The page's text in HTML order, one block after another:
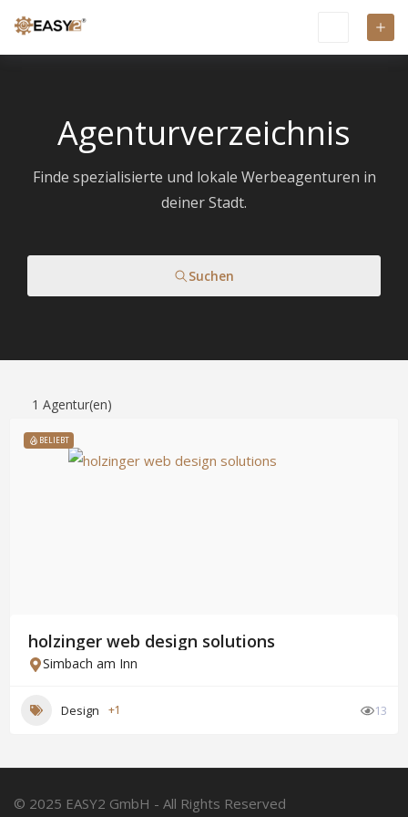
Agenturverzeichnis
Finde spezialisierte und lokale Werbeagenturen in
deiner Stadt.
Suchen
1 Agentur(en)
BELIEBT
holzinger web design solutions
Simbach am Inn
Design +1 13
© 2025 EASY2 GmbH - All Rights Reserved